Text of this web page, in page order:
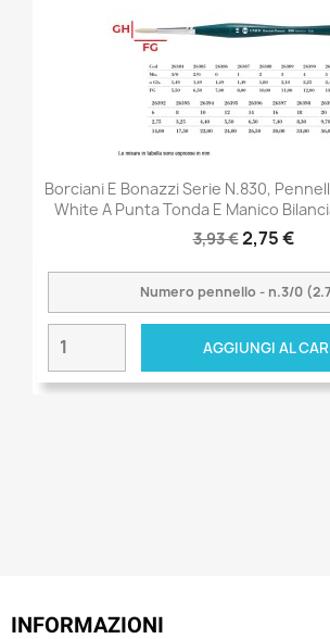
Borciani E Bonazzi Serie N.830,
White A Punta Tonda E Manico
3,93 €2,75 €
AGGIUNGI AL
INFORMAZIONI